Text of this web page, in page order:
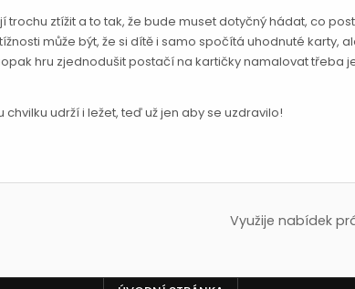
ztížit a to tak, že bude muset dotyčný hádat, co
může být, že si dítě i samo spočítá uhodnuté karty,
hru zjednodušit postačí na kartičky namalovat třeba
udrží i ležet, teď už jen aby se uzdravilo!
Využije nabídek